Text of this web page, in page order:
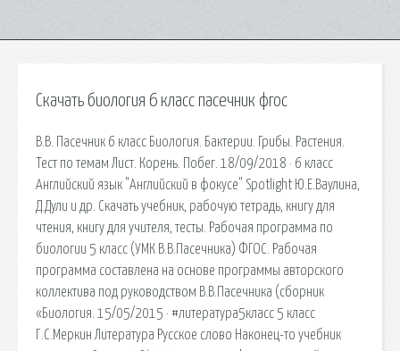
Скачать биология 6 класс пасечник фгос
В.В. Пасечник 6 класс Биология. Бактерии. Грибы. Растения.
Тест по темам Лист. Корень. Побег. 18/09/2018 · 6 класс
Английский язык "Английский в фокусе" Spotlight Ю.Е.Ваулина,
Д.Дули и др. Скачать учебник, рабочую тетрадь, книгу для
чтения, книгу для учителя, тесты. Рабочая программа по
биологии 5 класс (УМК В.В.Пасечника) ФГОС. Рабочая
программа составлена на основе программы авторского
коллектива под руководством В.В.Пасечника (сборник
«Биология. 15/05/2015 · #литература5класс 5 класс
Г.С.Меркин Литература Русское слово Наконец-то учебник